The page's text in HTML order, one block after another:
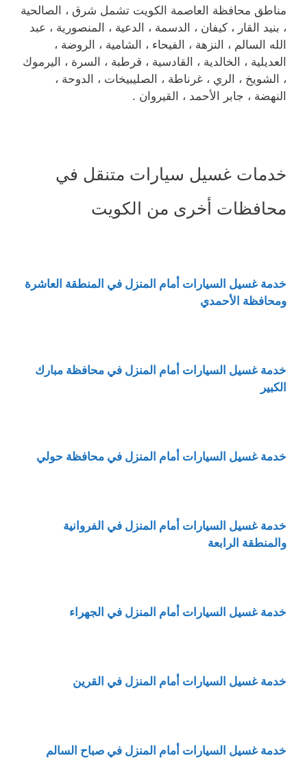
مناطق محافظة العاصمة الكويت تشمل شرق ، الصالحية
، بنيد القار ، كيفان ، الدسمة ، الدعية ، المنصورية ، عبد
الله السالم ، النزهة ، الفيحاء ، الشامية ، الروضة ،
العديلية ، الخالدية ، القادسية ، قرطبة ، السرة ، اليرموك
، الشويخ ، الري ، غرناطة ، الصليبيخات ، الدوحة ،
النهضة ، جابر الأحمد ، القيروان .
خدمات غسيل سيارات متنقل في
محافظات أخرى من الكويت
خدمة غسيل السيارات أمام المنزل في المنطقة العاشرة
ومحافظة الأحمدي
خدمة غسيل السيارات أمام المنزل في محافظة مبارك
الكبير
خدمة غسيل السيارات أمام المنزل في محافظة حولي
خدمة غسيل السيارات أمام المنزل في الفروانية
والمنطقة الرابعة
خدمة غسيل السيارات أمام المنزل في الجهراء
خدمة غسيل السيارات أمام المنزل في القرين
خدمة غسيل السيارات أمام المنزل في صباح السالم